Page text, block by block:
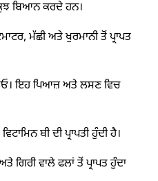
ਕੁਝ ਬਿਆਨ ਕਰਦੇ ਹਨ।
ਮੱਛੀ ਅਤੇ ਖੁਰਮਾਨੀ ਤੋਂ ਪ੍ਰਾਪਤ
ਇਹ ਪਿਆਜ਼ ਅਤੇ ਲਸਣ ਵਿਚ
ਬੀ ਦੀ ਪ੍ਰਾਪਤੀ ਹੁੰਦੀ ਹੈ।
ਵਾਲੇ ਫਲਾਂ ਤੋਂ ਪ੍ਰਾਪਤ ਹੁੰਦਾ